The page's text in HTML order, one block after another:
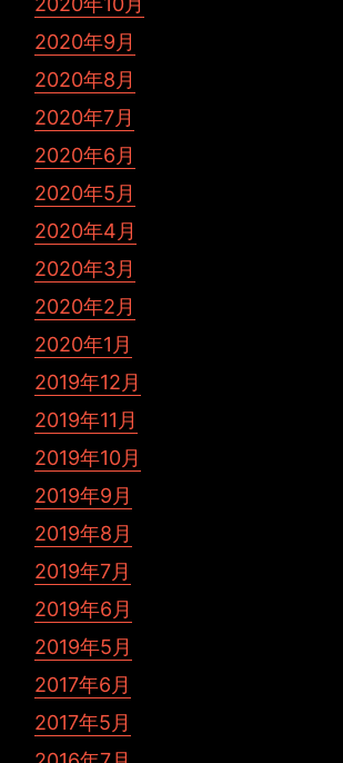
2020年9月
2020年8月
2020年7月
2020年6月
2020年5月
2020年4月
2020年3月
2020年2月
2020年1月
2019年12月
2019年11月
2019年10月
2019年9月
2019年8月
2019年7月
2019年6月
2019年5月
2017年6月
2017年5月